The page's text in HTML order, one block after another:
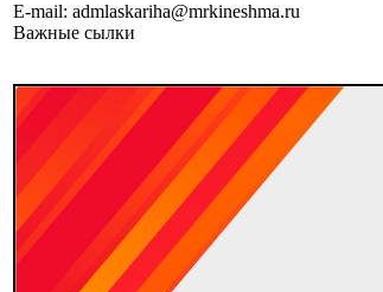
E-mail: admlaskariha@mrkineshma.ru
Важные сылки